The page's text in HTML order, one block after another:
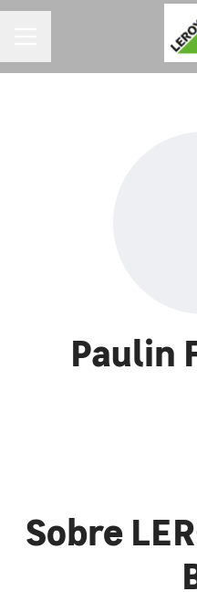
Paulin
Sobre